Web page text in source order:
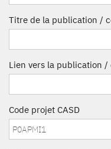
Titre de la publication /
Lien vers la publication
Code projet CASD